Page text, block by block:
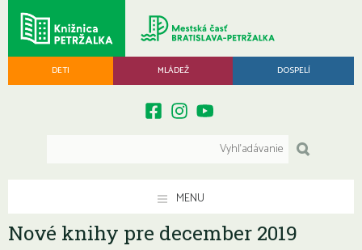
DETI MLÁDEŽ DOSPELÍ
MENU
Nové knihy pre december 2019